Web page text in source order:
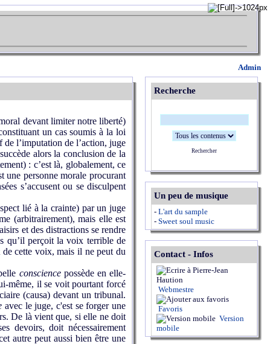
Admin
devant limiter notre liberté)
un cas soumis à la loi
l’imputation de l’action, juge
alors la conclusion de la
: c’est là, globalement, ce
une personne morale procurant
s’accusent ou se disculpent
lié à la crainte) par un juge
(arbitrairement), mais elle est
et des distractions se rendre
qu’il perçoit la voix terrible de
cette voix, mais il ne peut du
consciencepossède en elle-
même, il se voit pourtant forcé
(causa) devant un tribunal.
avec le juge, c'est se forger une
De là vient que, si elle ne doit
devoirs, doit nécessairement
autre peut aussi bien être une
Recherche
Rechercher
Un peu de musique
- L'art du sample
- Sweet soul music
Contact - Infos
Webmestre
Favoris
Version
mobile